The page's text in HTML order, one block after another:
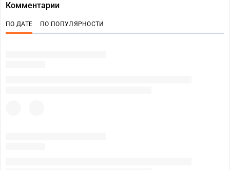
Комментарии
ПО ДАТЕ ПО ПОПУЛЯРНОСТИ